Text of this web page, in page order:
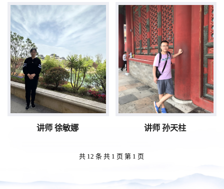
讲师 徐敏娜 讲师 孙天柱
共 12 条 共 1 页 第 1 页